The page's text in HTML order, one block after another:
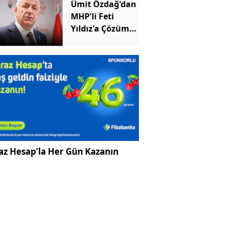
Ümit Özdağ'dan
MHP'li Feti
Yıldız'a Çözüm
Hesap’la Her Gün Kazanın